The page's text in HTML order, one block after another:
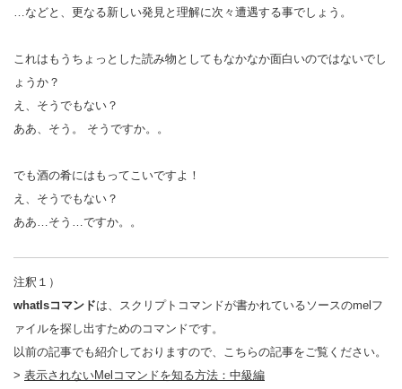
…などと、更なる新しい発見と理解に次々遭遇する事でしょう。
これはもうちょっとした読み物としてもなかなか面白いのではないでし
ょうか？
え、そうでもない？
ああ、そう。 そうですか。。
でも酒の肴にはもってこいですよ！
え、そうでもない？
ああ…そう…ですか。。
注釈１）
whatIsコマンドは、スクリプトコマンドが書かれているソースのmelフ
ァイルを探し出すためのコマンドです。
以前の記事でも紹介しておりますので、こちらの記事をご覧ください。
> 表示されないMelコマンドを知る方法：中級編